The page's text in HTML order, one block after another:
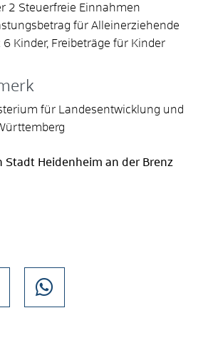
2 Steuerfreie Einnahmen
für Alleinerziehende
6 Kinder, Freibeträge für Kinder
für Landesentwicklung und
Stadt Heidenheim an der Brenz